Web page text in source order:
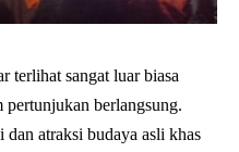
terlihat sangat luar biasa
pertunjukan berlangsung.
dan atraksi budaya asli khas